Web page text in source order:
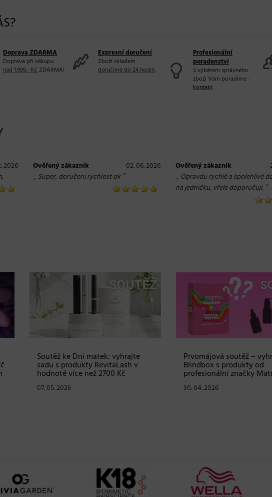
Doprava ZDARMA
Doprava při nákupu
nad 1.999,- KčZDARMA!
Expresní doručení
Zboží skladem
doručíme do 24 hodin.
Profesionální
poradenství
S výběrem správného
zboží Vám poradíme -
kontakt.
2026 Ověřený zákazník 02. 06. 2026
„ Super, doručeni rychlost ok“
Ověřený zákazník
„ Opravdu rychlé a spolehlivé
na jedničku, vřele doporučuji. “
Soutěž ke Dni matek: vyhrajte
sadu s produkty RevitaLash v
hodnotě více než 2700 Kč
07. 05. 2026
Prvomájová soutěž –
Blindbox s produkty od
profesionální značky
30. 04. 2026